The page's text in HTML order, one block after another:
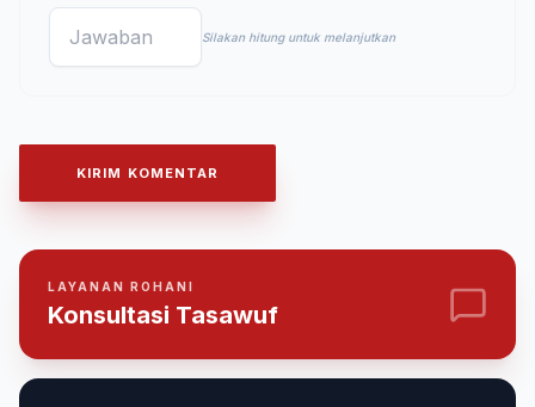
Silakan hitung untuk melanjutkan
KIRIM KOMENTAR
LAYANAN ROHANI
Konsultasi Tasawuf